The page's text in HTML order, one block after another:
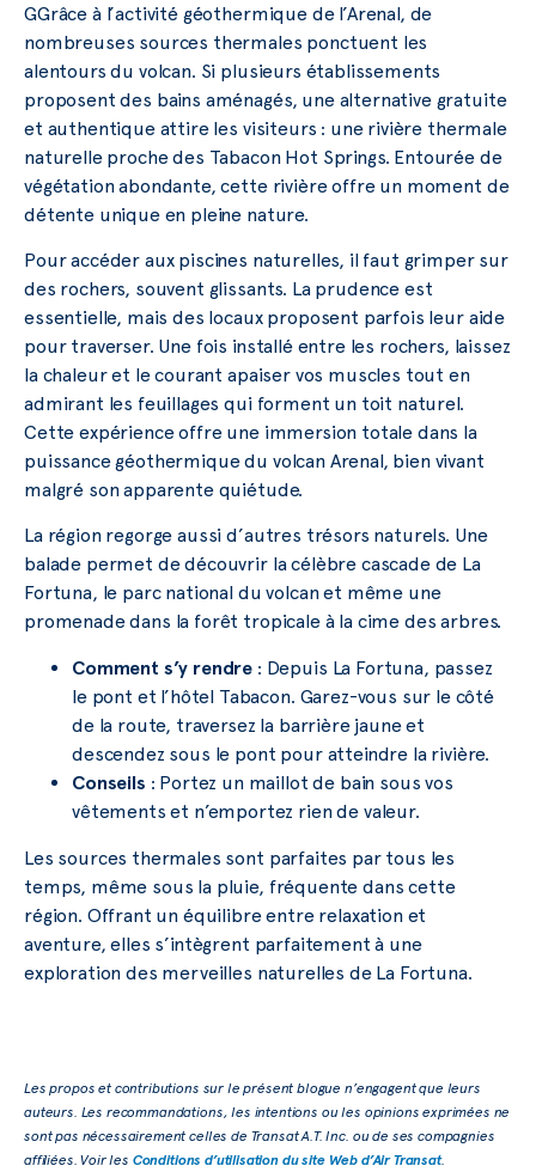
GGrâce à l’activité géothermique de l’Arenal, de
nombreuses sources thermales ponctuent les
alentours du volcan. Si plusieurs établissements
proposent des bains aménagés, une alternative gratuite
et authentique attire les visiteurs : une rivière thermale
naturelle proche des Tabacon Hot Springs. Entourée de
végétation abondante, cette rivière offre un moment de
détente unique en pleine nature.
Pour accéder aux piscines naturelles, il faut grimper sur
des rochers, souvent glissants. La prudence est
essentielle, mais des locaux proposent parfois leur aide
pour traverser. Une fois installé entre les rochers, laissez
la chaleur et le courant apaiser vos muscles tout en
admirant les feuillages qui forment un toit naturel.
Cette expérience offre une immersion totale dans la
puissance géothermique du volcan Arenal, bien vivant
malgré son apparente quiétude.
La région regorge aussi d’autres trésors naturels. Une
balade permet de découvrir la célèbre cascade de La
Fortuna, le parc national du volcan et même une
promenade dans la forêt tropicale à la cime des arbres.
Comment s’y rendre : Depuis La Fortuna, passez
le pont et l’hôtel Tabacon. Garez-vous sur le côté
de la route, traversez la barrière jaune et
descendez sous le pont pour atteindre la rivière.
Conseils : Portez un maillot de bain sous vos
vêtements et n’emportez rien de valeur.
Les sources thermales sont parfaites par tous les
temps, même sous la pluie, fréquente dans cette
région. Offrant un équilibre entre relaxation et
aventure, elles s’intègrent parfaitement à une
exploration des merveilles naturelles de La Fortuna.
Les propos et contributions sur le présent blogue n’engagent que leurs
auteurs. Les recommandations, les intentions ou les opinions exprimées ne
sont pas nécessairement celles de Transat A.T. Inc. ou de ses compagnies
affiliées. Voir les Conditions d’utilisation du site Web d’Air Transat.